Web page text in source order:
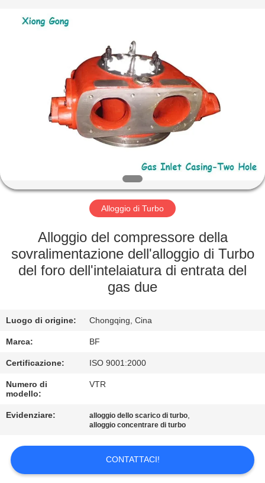
PRODOTTI
GIRO
FABBRICA
CONTROLLO
CONTATTICI
NOTIZIE
MAPPA
SITO
Electrical
Alloggio di Turbo
Alloggio del compressore della
sovralimentazione dell'alloggio di Turbo
del foro dell'intelaiatura di entrata del
gas due
Luogo di origine: Chongqing, Cina
Marca: BF
Certificazione: ISO 9001:2000
Numero di
modello:
VTR
Evidenziare: alloggio dello scarico di turbo,
alloggio concentrare di turbo
CONTATTACI!